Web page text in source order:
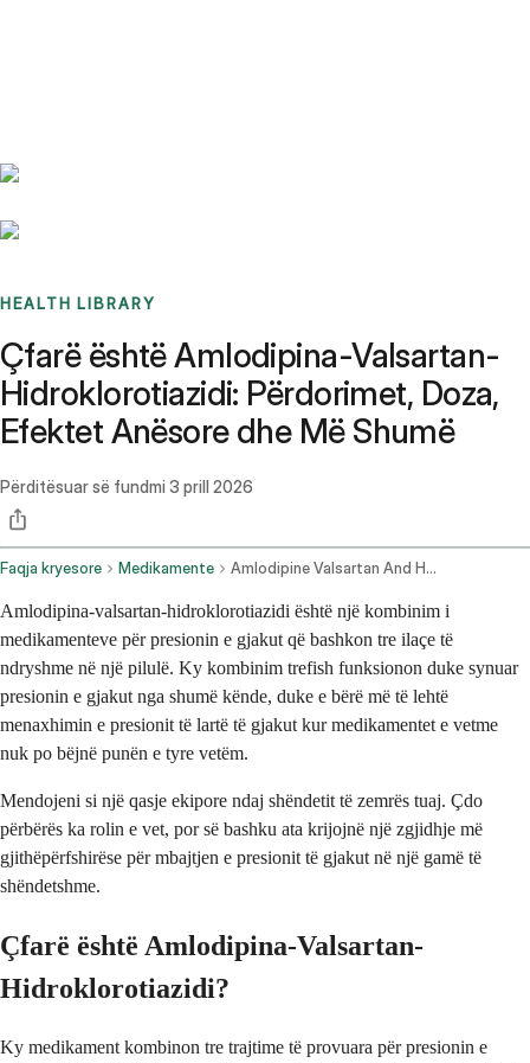
HEALTH LIBRARY
Çfarë është Amlodipina-Valsartan-
Hidroklorotiazidi: Përdorimet, Doza,
Efektet Anësore dhe Më Shumë
Përditësuar së fundmi 3 prill 2026
Faqja kryesore Medikamente Amlodipine Valsartan And Hydrochlorothiazide Oral Route
Amlodipina-valsartan-hidroklorotiazidi është një kombinim i
medikamenteve për presionin e gjakut që bashkon tre ilaçe të
ndryshme në një pilulë. Ky kombinim trefish funksionon duke synuar
presionin e gjakut nga shumë kënde, duke e bërë më të lehtë
menaxhimin e presionit të lartë të gjakut kur medikamentet e vetme
nuk po bëjnë punën e tyre vetëm.
Mendojeni si një qasje ekipore ndaj shëndetit të zemrës tuaj. Çdo
përbërës ka rolin e vet, por së bashku ata krijojnë një zgjidhje më
gjithëpërfshirëse për mbajtjen e presionit të gjakut në një gamë të
shëndetshme.
Çfarë është Amlodipina-Valsartan-
Hidroklorotiazidi?
Ky medikament kombinon tre trajtime të provuara për presionin e